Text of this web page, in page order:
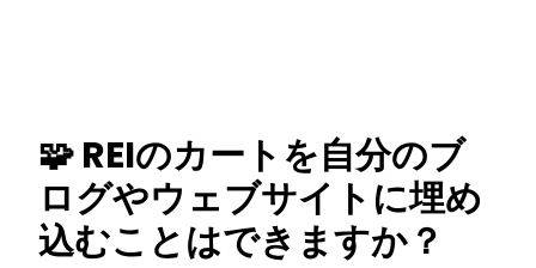
🧩 REIのカートを自分のブ
ログやウェブサイトに埋め
込むことはできますか？